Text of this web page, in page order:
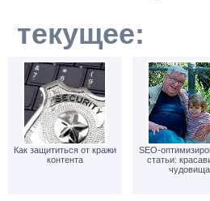
текущее:
Как защититься от кражи
контента
SEO-
статьи:
чудовища